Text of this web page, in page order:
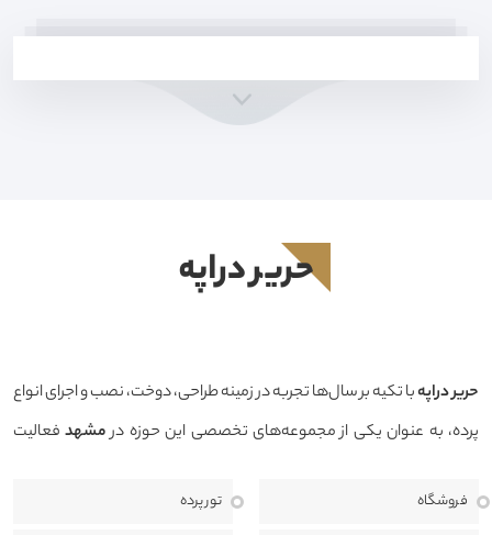
فروشگاه تور پرده
حرير دراپه
حرير دراپهبا تکیه بر سال‌ها تجربه در زمینه طراحی، دوخت، نصب و اجرای انواع
پرده، به عنوان یکی از مجموعه‌های تخصصی این حوزه درمشهد فعالیت